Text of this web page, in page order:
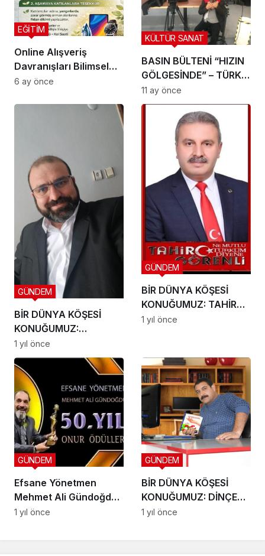
Online Alışveriş
Davranışları Bilimsel
Araştırmayla
EĞİTİM
6 ay önce
BASIN BÜLTENİ “HIZIN
GÖLGESİNDE” – TÜRK
SİNEMASINDA
AKSİYONUN YENİ
KÜLTÜR SANAT
11 ay önce
BİR DÜNYA KÖŞESİ
KONUĞUMUZ:
Muhammet Abdulkadir
Susan
GÜNDEM
1 yıl önce
BİR DÜNYA KÖŞESİ
KONUĞUMUZ: TAHİR
GÖRENLİ
GÜNDEM
1 yıl önce
Efsane Yönetmen
Mehmet Ali Gündoğdu
– Sinemanın
GÜNDEM
1 yıl önce
BİR DÜNYA KÖŞESİ
KONUĞUMUZ: DİNÇER
ÇETİN
GÜNDEM
1 yıl önce